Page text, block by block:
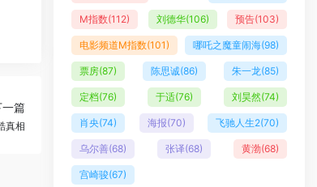
一篇
真相
M指数(112) 刘德华(106) 预告(103)
电影频道M指数(101) 哪吒之魔童闹海(98)
票房(87) 陈思诚(86) 朱一龙(85)
定档(76) 于适(76) 刘昊然(74)
肖央(74) 海报(70) 飞驰人生2(70)
乌尔善(68) 张译(68) 黄渤(68)
宫崎骏(67)